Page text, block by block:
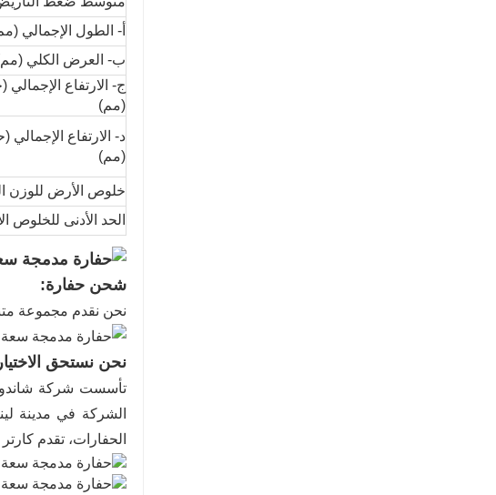
أ- الطول الإجمالي
ب- العرض الكلي
ج- الارتفاع
(مم)
د- الارتفاع الإجمالي
(مم)
خلوص الأرض للوزن
الحد الأدنى للخلوص
شحن حفارة:
نحن نقدم مجموعة
نحن نستحق
الحفارات، تقدم كارتر مجموعة واسعة